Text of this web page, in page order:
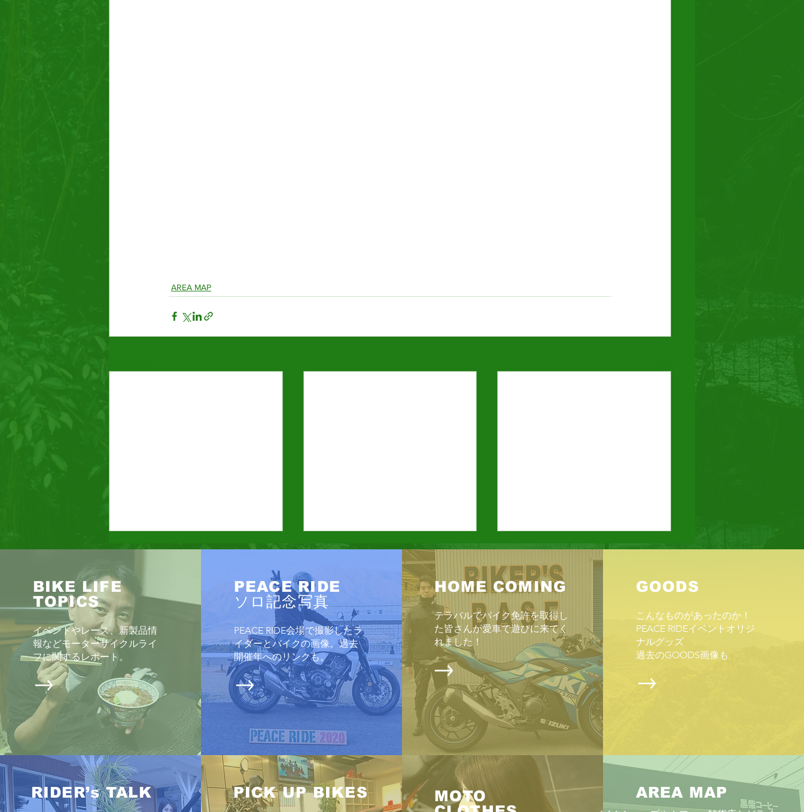
AREA MAP
coffee & donut MARUGO DONUTS
cafe de ダウントン
ロイヤルエンフィールド熊本
BIKE LIFE
TOPICS
イベントやレース、新製品情
報などモーターサイクルライ
フに関するレポート。
PEACE RIDE
ソロ記念写真
PEACE RIDE会場で撮影したラ
イダーとバイクの画像。過去
開催年へのリンクも。
HOME COMING
テラバルでバイク免許を取得し
た皆さんが愛車で遊びに来てく
れました！
GOODS
こんなものがあったのか！
PEACE RIDEイベントオリジ
ナルグッズ
​過去のGOODS画像も
RIDER’s TALK PICK UP BIKES
MOTO
AREA MAP